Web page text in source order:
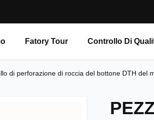
Fatory Tour Controllo Di
di perforazione di roccia del bottone DTH